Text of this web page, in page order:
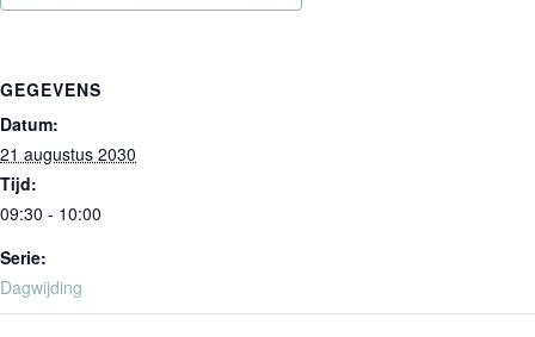
GEGEVENS
Datum:
21 augustus 2030
Tijd:
09:30 - 10:00
Serie:
Dagwijding